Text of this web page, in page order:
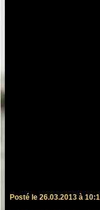
Posté le 26.03.2013 à